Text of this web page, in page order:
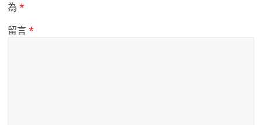
為*
留言*